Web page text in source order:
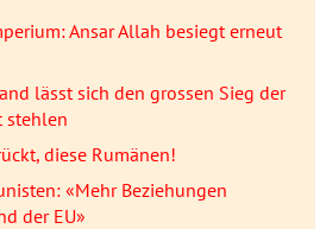
Ansar Allah besiegt erneut
lässt sich den grossen Sieg der
stehlen
diese Rumänen!
«Mehr Beziehungen
der EU»